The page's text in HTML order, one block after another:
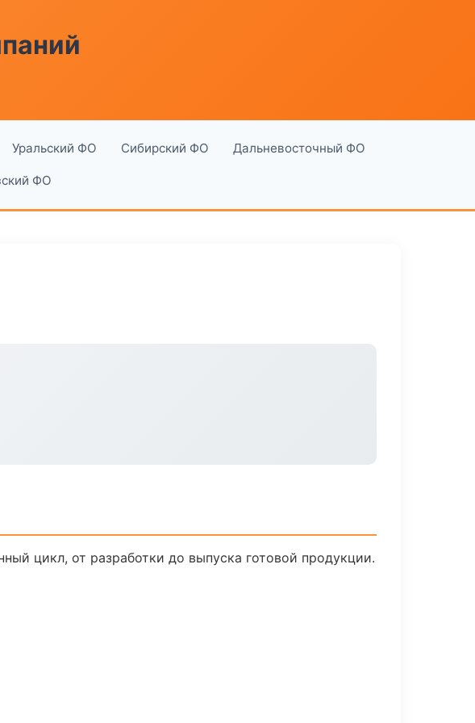
Уральский ФО Сибирский ФО Дальневосточный ФО
ФО
цикл, от разработки до выпуска готовой продукции.